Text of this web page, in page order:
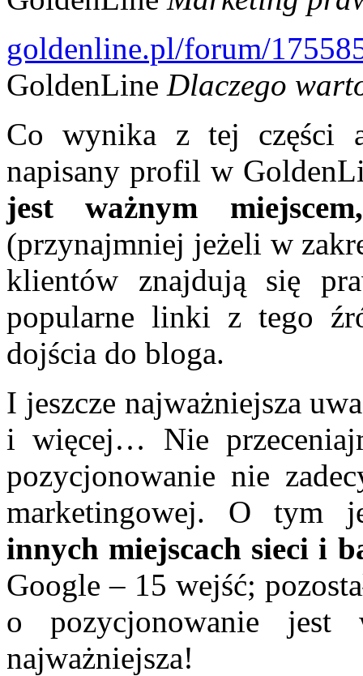
goldenline.pl/forum/
GoldenLine Dlaczego
Co wynika z tej części
napisany profil w
jest ważnym
(przynajmniej jeżeli w
klientów znajdują się
popularne linki z tego
dojścia do bloga.
I jeszcze najważniejsza
i więcej… Nie
pozycjonowanie nie
marketingowej. O tym
innych miejscach sieci i
Google – 15 wejść;
o pozycjonowanie jest
najważniejsza!